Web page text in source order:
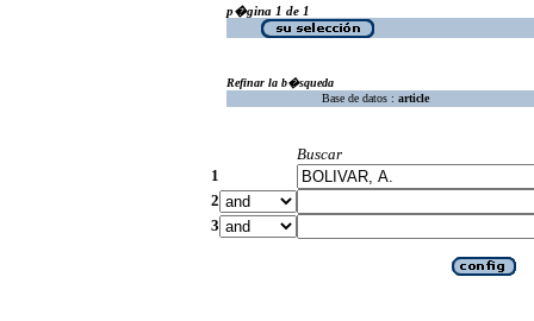
p�gina 1 de 1
Refinar la b�squeda
Base de datos : article
Buscar
1
2
3